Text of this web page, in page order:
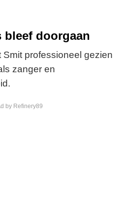
bleef doorgaan
professioneel gezien
zanger en
by Refinery89